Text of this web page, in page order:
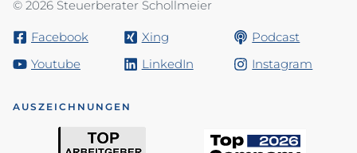
© 2026 Steuerberater Schollmeier
Facebook Xing
Podcast
Youtube
LinkedIn Instagram
AUSZEICHNUNGEN